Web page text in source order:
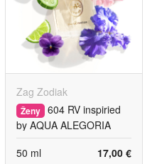
Zag Zodiak
Ženy 604 RV inspiried
by AQUA ALEGORIA
ROSA VERDE
17,00 €
50 ml